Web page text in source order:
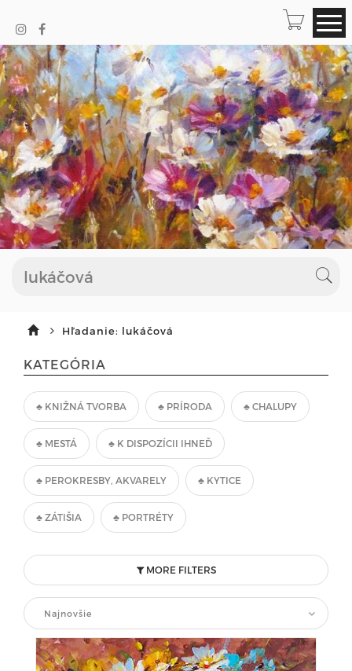
Hľadanie: lukáčová
KATEGÓRIA
♣ KNIŽNÁ TVORBA ♣ PRÍRODA ♣ CHALUPY
♣ MESTÁ ♣ K DISPOZÍCII IHNEĎ
♣ PEROKRESBY, AKVARELY ♣ KYTICE
♣ ZÁTIŠIA ♣ PORTRÉTY
MORE FILTERS
Najnovšie